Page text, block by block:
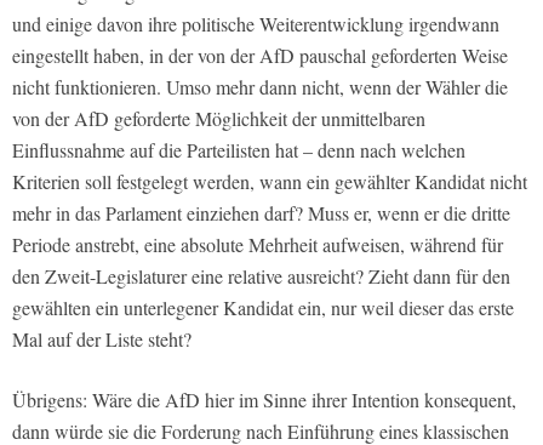
und einige davon ihre politische Weiterentwicklung irgendwann
eingestellt haben, in der von der AfD pauschal geforderten Weise
nicht funktionieren. Umso mehr dann nicht, wenn der Wähler die
von der AfD geforderte Möglichkeit der unmittelbaren
Einflussnahme auf die Parteilisten hat – denn nach welchen
Kriterien soll festgelegt werden, wann ein gewählter Kandidat nicht
mehr in das Parlament einziehen darf? Muss er, wenn er die dritte
Periode anstrebt, eine absolute Mehrheit aufweisen, während für
den Zweit-Legislaturer eine relative ausreicht? Zieht dann für den
gewählten ein unterlegener Kandidat ein, nur weil dieser das erste
Mal auf der Liste steht?
Übrigens: Wäre die AfD hier im Sinne ihrer Intention konsequent,
dann würde sie die Forderung nach Einführung eines klassischen